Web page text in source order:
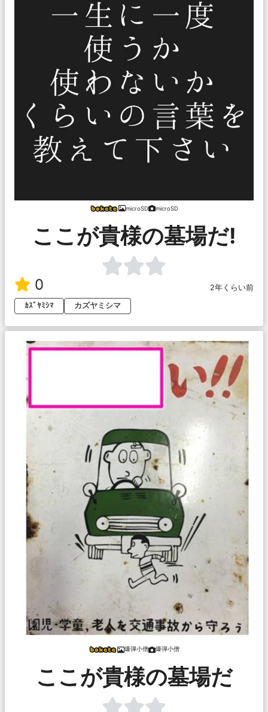
microSD microSD
ここが貴様の墓場だ!
0
2年くらい前
ｶｽﾞﾔﾐｼﾏ
カズヤミシマ
爆弾小僧 爆弾小僧
ここが貴様の墓場だ